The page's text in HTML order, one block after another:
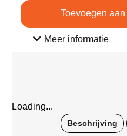
Toevoegen
Meer informatie
Loading...
Beschrijving